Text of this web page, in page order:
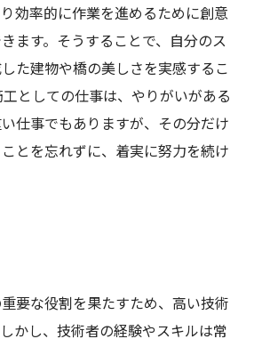
効率的に作業を進めるために創意
ます。そうすることで、自分のス
た建物や橋の美しさを実感するこ
としての仕事は、やりがいがある
仕事でもありますが、その分だけ
とを忘れずに、着実に努力を続け
要な役割を果たすため、高い技術
かし、技術者の経験やスキルは常